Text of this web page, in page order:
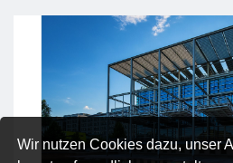
Wir nutzen Cookies dazu, unser